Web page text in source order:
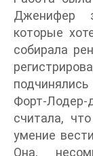
Дженифер
которые
собирала
Форт-Лодер-
считала,
умение
Она,